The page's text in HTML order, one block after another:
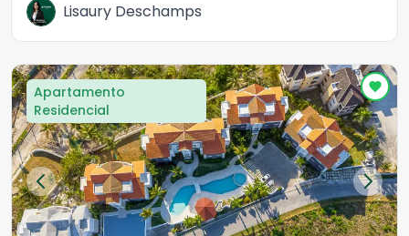
Lisaury Deschamps
Apartamento
Residencial